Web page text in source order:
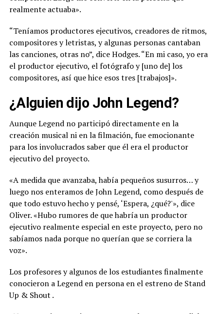
realmente actuaba».
“Teníamos productores ejecutivos, creadores de ritmos,
compositores y letristas, y algunas personas cantaban
las canciones, otras no”, dice Hodges. “En mi caso, yo era
el productor ejecutivo, el fotógrafo y [uno de] los
compositores, así que hice esos tres [trabajos]».
¿Alguien dijo John Legend?
Aunque Legend no participó directamente en la
creación musical ni en la filmación, fue emocionante
para los involucrados saber que él era el productor
ejecutivo del proyecto.
«A medida que avanzaba, había pequeños susurros… y
luego nos enteramos de John Legend, como después de
que todo estuvo hecho y pensé, ‘Espera, ¿qué?'», dice
Oliver. «Hubo rumores de que habría un productor
ejecutivo realmente especial en este proyecto, pero no
sabíamos nada porque no querían que se corriera la
voz».
Los profesores y algunos de los estudiantes finalmente
conocieron a Legend en persona en el estreno de Stand
Up & Shout .